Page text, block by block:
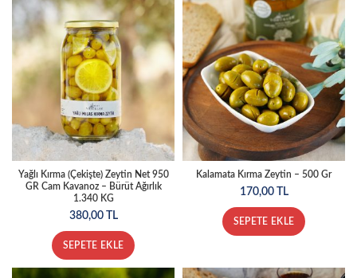
Yağlı Kırma (Çekişte) Zeytin Net 950
GR Cam Kavanoz – Bürüt Ağırlık
1.340 KG
380,00 TL
SEPETE EKLE
Kalamata Kırma Zeytin – 500 Gr
170,00 TL
SEPETE EKLE